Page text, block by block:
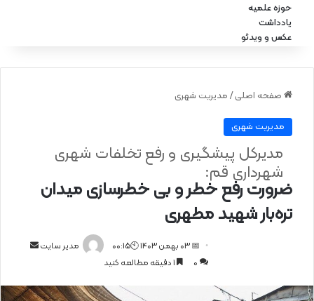
حوزه علمیه
یادداشت
عکس و ویدئو
صفحه اصلی / مدیریت شهری
مدیریت شهری
ضرورت رفع خطر و بی خطرسازی میدان
تره‌بار شهید مطهری
مدیرکل پیشگیری و رفع تخلفات شهری
شهرداری قم:
مدیر سایت
ا
📅 03 بهمن 1403 🕙00:15
0